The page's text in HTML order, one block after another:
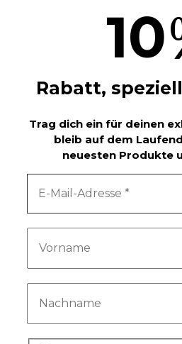
10
Rabatt,
Trag dich ein für deinen
bleib auf dem
neuesten Produkte